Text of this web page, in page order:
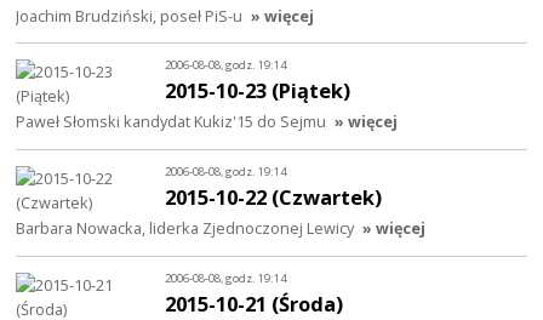
Joachim Brudziński, poseł PiS-u » więcej
2006-08-08, godz. 19:14
2015-10-23 (Piątek)
Paweł Słomski kandydat Kukiz'15 do Sejmu » więcej
2006-08-08, godz. 19:14
2015-10-22 (Czwartek)
Barbara Nowacka, liderka Zjednoczonej Lewicy » więcej
2006-08-08, godz. 19:14
2015-10-21 (Środa)